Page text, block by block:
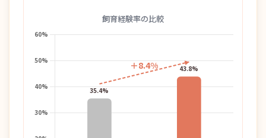
飼育経験率の比較